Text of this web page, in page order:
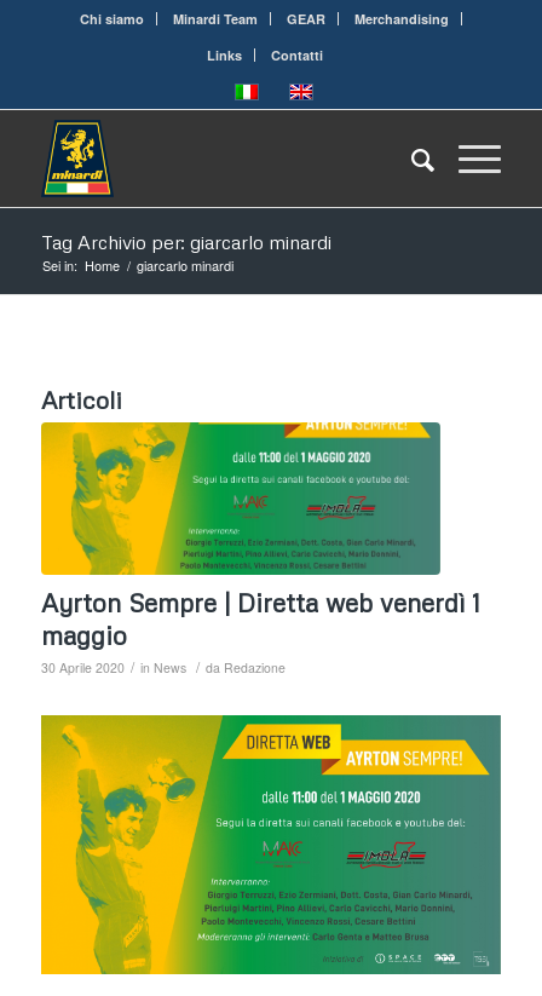
Chi siamo Minardi Team GEAR
Merchandising
Links
Contatti
Tag Archivio per: giarcarlo minardi
Sei in: Home / giarcarlo minardi
Articoli
Ayrton Sempre | Diretta web venerdì 1
maggio
30 Aprile 2020 / in News / da Redazione